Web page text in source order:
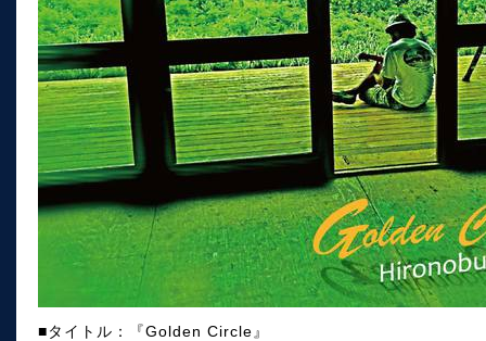
■タイトル：『Golden Circle』